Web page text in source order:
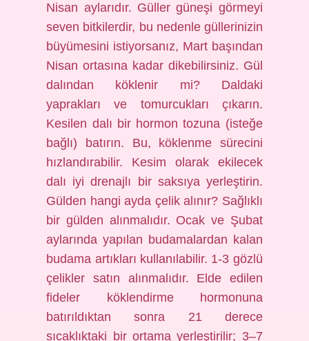
Nisan aylarıdır. Güller güneşi görmeyi
seven bitkilerdir, bu nedenle güllerinizin
büyümesini istiyorsanız, Mart başından
Nisan ortasına kadar dikebilirsiniz. Gül
dalından köklenir mi? Daldaki
yaprakları ve tomurcukları çıkarın.
Kesilen dalı bir hormon tozuna (isteğe
bağlı) batırın. Bu, köklenme sürecini
hızlandırabilir. Kesim olarak ekilecek
dalı iyi drenajlı bir saksıya yerleştirin.
Gülden hangi ayda çelik alınır? Sağlıklı
bir gülden alınmalıdır. Ocak ve Şubat
aylarında yapılan budamalardan kalan
budama artıkları kullanılabilir. 1-3 gözlü
çelikler satın alınmalıdır. Elde edilen
fideler köklendirme hormonuna
batırıldıktan sonra 21 derece
sıcaklıktaki bir ortama yerleştirilir; 3–7